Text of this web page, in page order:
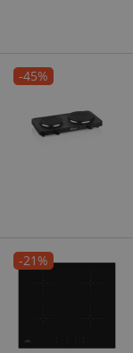
-45%
-21%